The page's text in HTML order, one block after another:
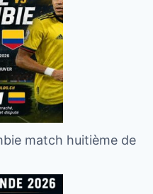
match huitième de